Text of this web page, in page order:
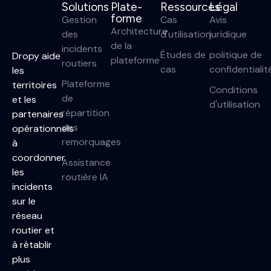
Dropy aide
les
territoires
et les
partenaires
opérationnels
à
coordonner
les
incidents
sur le
réseau
routier et
à rétablir
plus
Solutions
Gestion
des
incidents
routiers
Plateforme
de
répartition
des
remorquages
Assistance
routière IA
Plate-
forme
Architecture
de la
plateforme
Ressources
Cas
d'utilisation
Études de
cas
Légal
Avis
juridique
politique de
Conditions
d'utilisation